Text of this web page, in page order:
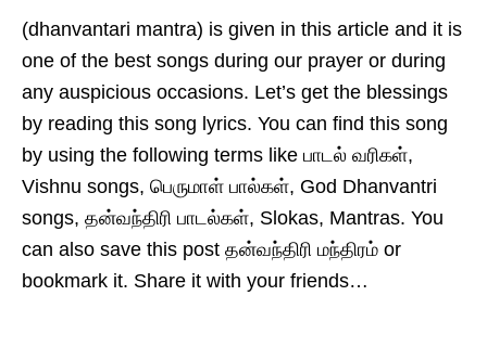
(dhanvantari mantra) is given in this article and it is
one of the best songs during our prayer or during
any auspicious occasions. Let’s get the blessings
by reading this song lyrics. You can find this song
by using the following terms like பாடல் வரிகள்,
Vishnu songs, பெருமாள் பால்கள், God Dhanvantri
songs, தன்வந்திரி பாடல்கள், Slokas, Mantras. You
can also save this post தன்வந்திரி மந்திரம் or
bookmark it. Share it with your friends…